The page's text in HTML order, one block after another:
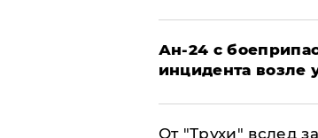
Ан-24 с
инцидента возле
От "Трухи" вслед